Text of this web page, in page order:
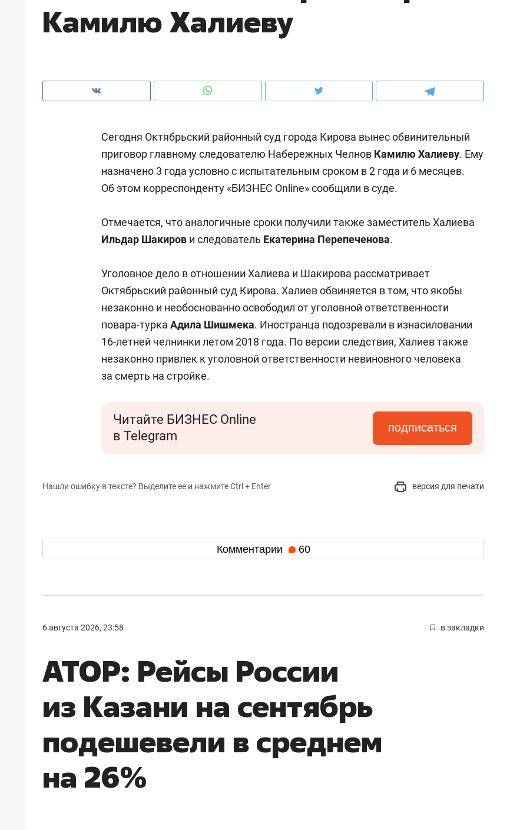
Камилю Халиеву
Сегодня Октябрьский районный суд города Кирова вынес обвинительный
приговор главному следователю Набережных Челнов Камилю Халиеву. Ему
назначено 3 года условно с испытательным сроком в 2 года и 6 месяцев.
Об этом корреспонденту «БИЗНЕС Online» сообщили в суде.
Отмечается, что аналогичные сроки получили также заместитель Халиева
Ильдар Шакиров и следователь Екатерина Перепеченова.
Уголовное дело в отношении Халиева и Шакирова рассматривает
Октябрьский районный суд Кирова. Халиев обвиняется в том, что якобы
незаконно и необоснованно освободил от уголовной ответственности
повара-турка Адила Шишмека. Иностранца подозревали в изнасиловании
16-летней челнинки летом 2018 года. По версии следствия, Халиев также
незаконно привлек к уголовной ответственности невиновного человека
за смерть на стройке.
Читайте БИЗНЕС Online
в Telegram
подписаться
Нашли ошибку в тексте? Выделите ее и нажмите Ctrl + Enter версия для печати
Комментарии 60
6 августа 2026, 23:58 в закладки
АТОР: Рейсы России
из Казани на сентябрь
подешевели в среднем
на 26%
рынки, почему надо знать аксакалов и
чем интересен Оман?
клиентах и чудных запросах мастеров
Как ГК «МИР ГРУПП» и ВТБ
создают оазис жилого
150 камер до квартиры и Face
ID вместо ключа: какой будет
состоянием как основа
антихрупких команд